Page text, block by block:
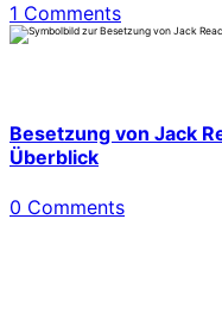
1 Comments
Besetzung von Jack
Überblick
0 Comments